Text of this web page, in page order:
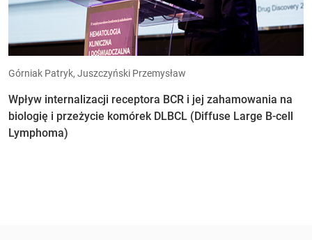
Górniak Patryk, Juszczyński Przemysław
Wpływ internalizacji receptora BCR i jej zahamowania na
biologię i przeżycie komórek DLBCL (Diffuse Large B-cell
Lymphoma)